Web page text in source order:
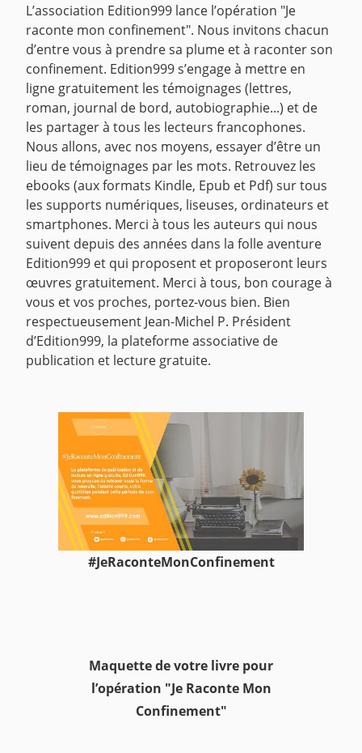
L’association Edition999 lance l’opération "Je
raconte mon confinement". Nous invitons chacun
d’entre vous à prendre sa plume et à raconter son
confinement. Edition999 s’engage à mettre en
ligne gratuitement les témoignages (lettres,
roman, journal de bord, autobiographie...) et de
les partager à tous les lecteurs francophones.
Nous allons, avec nos moyens, essayer d’être un
lieu de témoignages par les mots. Retrouvez les
ebooks (aux formats Kindle, Epub et Pdf) sur tous
les supports numériques, liseuses, ordinateurs et
smartphones. Merci à tous les auteurs qui nous
suivent depuis des années dans la folle aventure
Edition999 et qui proposent et proposeront leurs
œuvres gratuitement. Merci à tous, bon courage à
vous et vos proches, portez-vous bien. Bien
respectueusement Jean-Michel P. Président
d’Edition999, la plateforme associative de
publication et lecture gratuite.
#JeRaconteMonConfinement
Maquette de votre livre pour
l’opération "Je Raconte Mon
Confinement"